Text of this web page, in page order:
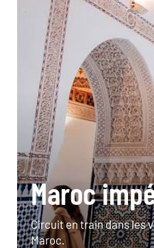
Maroc
Circuit en train dans les
Maroc.